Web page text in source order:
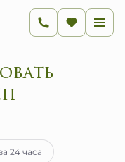
24 часа